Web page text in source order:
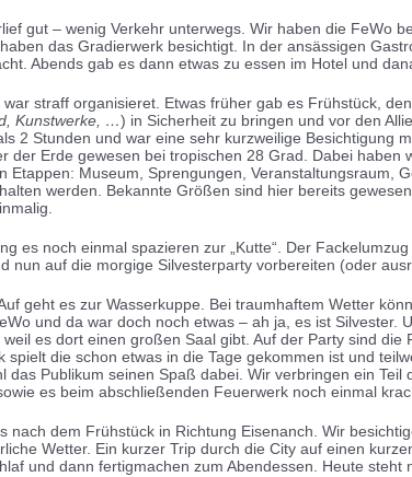
gut – wenig Verkehr unterwegs. Wir haben die FeWo
das Gradierwerk besichtigt. In der ansässigen
Abends gab es dann etwas zu essen im Hotel und
war straff organisieret. Etwas früher gab es Frühstück,
Kunstwerke, …) in Sicherheit zu bringen und vor den
2 Stunden und war eine sehr kurzweilige Besichtigung
der Erde gewesen bei tropischen 28 Grad. Dabei
Etappen: Museum, Sprengungen, Veranstaltungsraum,
werden. Bekannte Größen sind hier bereits
es noch einmal spazieren zur „Kutte“. Der
nun auf die morgige Silvesterparty vorbereiten (oder
geht es zur Wasserkuppe. Bei traumhaftem Wetter
und da war doch noch etwas – ah ja, es ist
es dort einen großen Saal gibt. Auf der Party sind
spielt die schon etwas in die Tage gekommen ist und
das Publikum seinen Spaß dabei. Wir verbringen ein
es beim abschließenden Feuerwerk noch einmal
nach dem Frühstück in Richtung Eisenanch. Wir
Wetter. Ein kurzer Trip durch die City auf einen
und dann fertigmachen zum Abendessen. Heute